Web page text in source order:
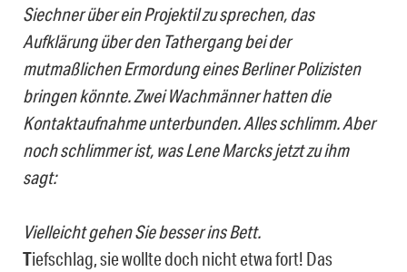
Siechner über ein Projektil zu sprechen, das
Aufklärung über den Tathergang bei der
mutmaßlichen Ermordung eines Berliner Polizisten
bringen könnte. Zwei Wachmänner hatten die
Kontaktaufnahme unterbunden. Alles schlimm. Aber
noch schlimmer ist, was Lene Marcks jetzt zu ihm
sagt:
Vielleicht gehen Sie besser ins Bett.
Tiefschlag, sie wollte doch nicht etwa fort! Das